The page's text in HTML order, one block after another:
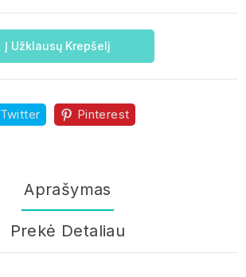
Į Užklausų Krepšelį
Twitter Pinterest
Aprašymas
Prekė Detaliau